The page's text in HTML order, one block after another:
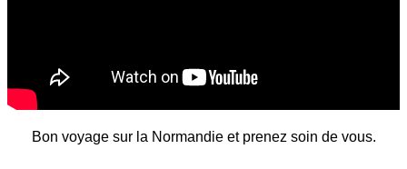
Bon voyage sur la Normandie et prenez soin de vous.